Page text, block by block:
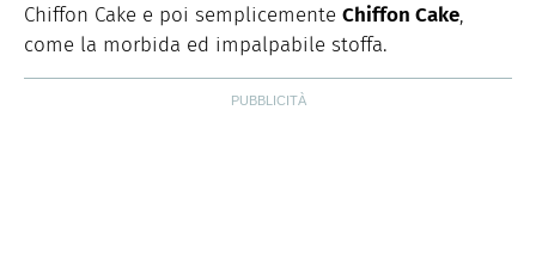
Chiffon Cake e poi semplicemente Chiffon Cake,
come la morbida ed impalpabile stoffa.